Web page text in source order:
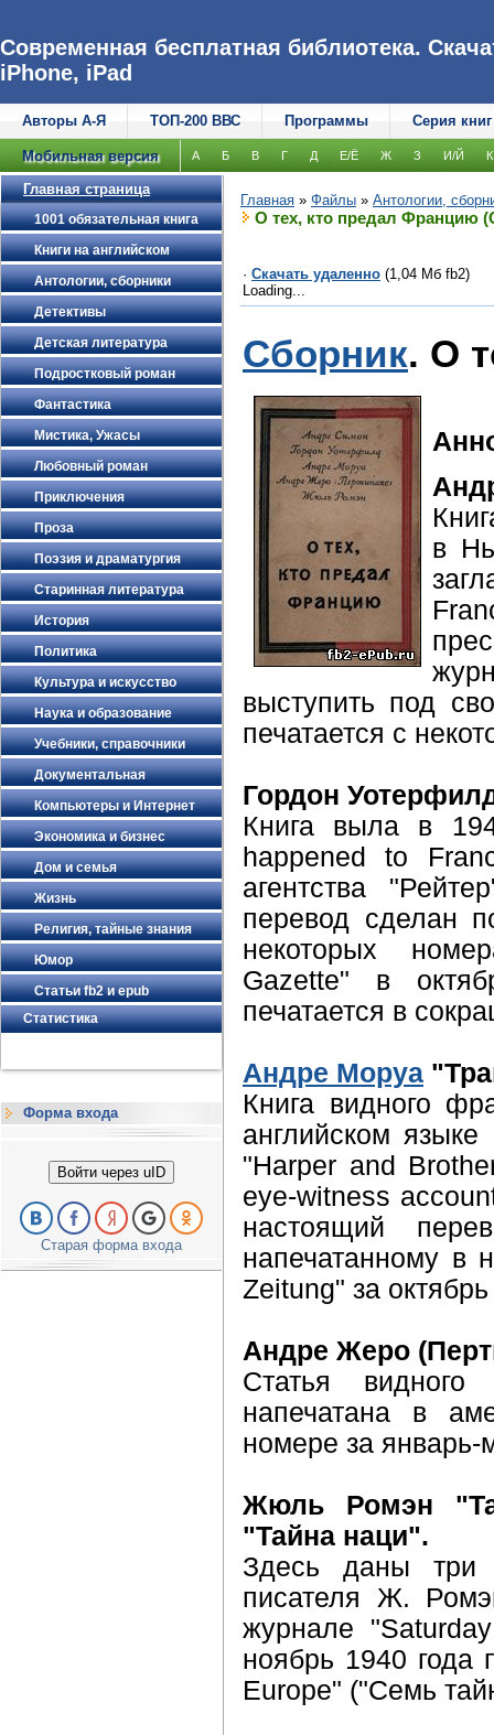
Современная бесплатная библиотека.
iPhone, iPad
Авторы А-Я ТОП-200 ВВС Программы Серия книг
Мобильная версия А Б В Г Д Е/Ё Ж З И/Й К
Главная страница
1001 обязательная книга
Книги на английском
Антологии, сборники
Детективы
Детская литература
Подростковый роман
Фантастика
Мистика, Ужасы
Любовный роман
Приключения
Проза
Поэзия и драматургия
Старинная литература
История
Политика
Культура и искусство
Наука и образование
Учебники, справочники
Документальная
Компьютеры и Интернет
Экономика и бизнес
Дом и семья
Жизнь
Религия, тайные знания
Юмор
Статьи fb2 и epub
Статистика
Форма входа
Войти через uID
Старая форма входа
Главная » Файлы » Антологии,
О тех, кто предал Францию
· Скачать удаленно (1,04 Мб fb2)
Loading...
Сборник. О
в
выступить под
печатается с
Гордон
Книга выла в
happened to
агентства
перевод сделан
некоторых
Gazette" в
печатается в
Андре Моруа
Книга видного
английском
"Harper and
eye-witness
настоящий
напечатанному в
Zeitung" за
Андре Жеро
Статья видного
напечатана в
номере за январь-
Жюль Ромэн
"Тайна наци".
Здесь даны три
писателя Ж.
журнале
ноябрь 1940
Europe" ("Семь